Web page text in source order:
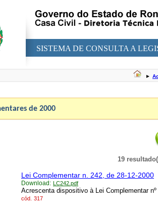
SISTEMA DE CONSULTA A
►
de 2000
19
Lei Complementar n. 242, de 28-12-2000
Download: LC242.pdf
Acrescenta dispositivo à Lei Complementar
cód. 317